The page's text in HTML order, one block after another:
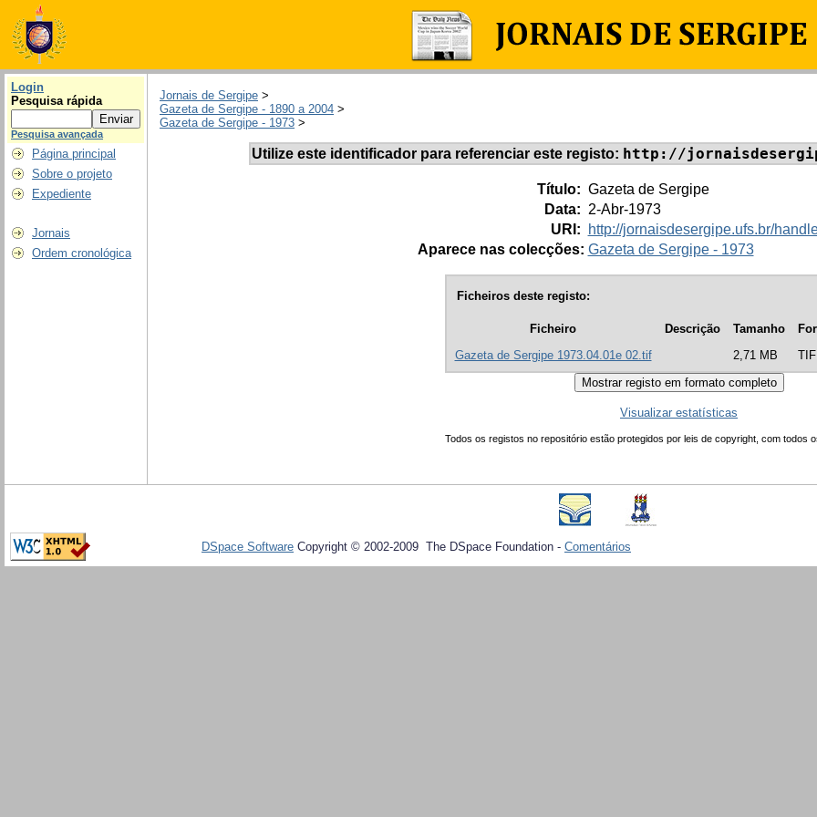
Login
Pesquisa rápida
Pesquisa avançada
Página principal
Sobre o projeto
Expediente
Jornais
Ordem cronológica
Jornais de Sergipe >
Gazeta de Sergipe - 1890 a 2004 >
Gazeta de Sergipe - 1973 >
Utilize este identificador para referenciar este registo: http://
Título: Gazeta de Sergipe
Data: 2-Abr-1973
URI:
http://jornaisdesergipe.ufs.br/
Aparece nas colecções: Gazeta de Sergipe - 1973
Ficheiros deste registo:
Ficheiro Descrição Tamanho
Gazeta de Sergipe 1973.04.01e 02.tif
2,71 MB
Visualizar estatísticas
Todos os registos no repositório estão protegidos por leis de copyright, com todos
DSpace Software Copyright © 2002-2009 The DSpace Foundation - Comentários